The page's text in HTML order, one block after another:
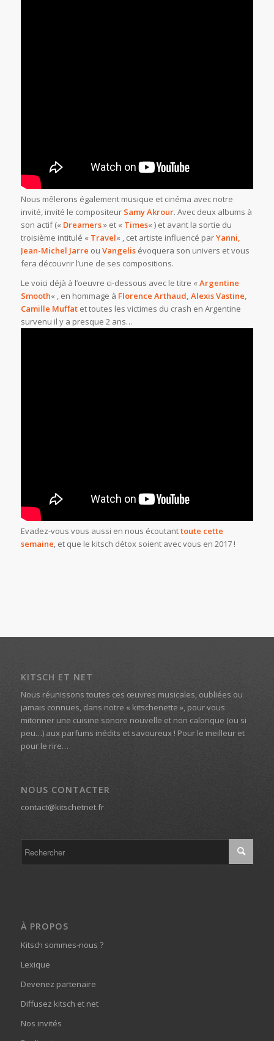
Nous mêlerons également musique et cinéma avec notre
invité, invité le compositeur Samy Akrour. Avec deux albums à
son actif (« Dreamers» et « Times« ) et avant la sortie du
troisième intitulé « Travel« , cet artiste influencé parYanni,
Jean-Michel Jarre ou Vangelisévoquera son univers et vous
fera découvrir l’une de ses compositions.
Le voici déjà à l’oeuvre ci-dessous avec le titre «Argentine
Smooth« , en hommage à Florence Arthaud, Alexis Vastine,
Camille Muffatet toutes les victimes du crash en Argentine
survenu il y a presque 2 ans…
Evadez-vous vous aussi en nous écoutanttoute cette
semaine , et que le kitsch détox soient avec vous en 2017 !
KITSCH ET NET
Nous réunissons toutes ces œuvres musicales, oubliées ou
jamais connues, dans notre « kitschenette », pour vous
mitonner une cuisine sonore nouvelle et non calorique (ou si
peu…) aux parfums inédits et savoureux ! Pour le meilleur et
pour le rire…
NOUS CONTACTER
contact@kitschetnet.fr
À PROPOS
Kitsch sommes-nous ?
Lexique
Devenez partenaire
Diffusez kitsch et net
Nos invités